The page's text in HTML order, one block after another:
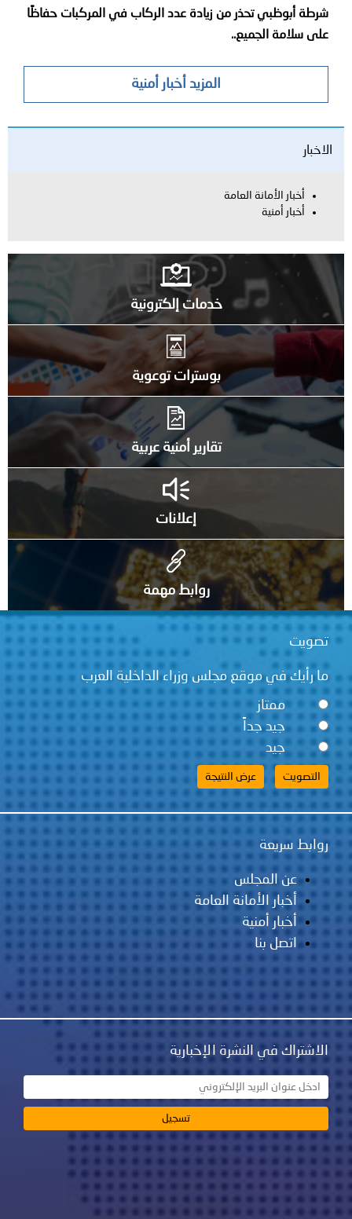
شرطة أبوظبي تحذر من زيادة عدد الركاب في المركبات حفاظًا
على سلامة الجميع..
المزيد أخبار أمنية
الاخبار
أخبار الأمانة العامة
أخبار أمنية
خدمات إلكترونية
بوسترات توعوية
تقارير أمنية عربية
إعلانات
روابط مهمة
تصويت
ما رأيك في موقع مجلس وزراء الداخلية العرب
ممتاز
جيد جداً
جيد
روابط سريعة
عن المجلس
أخبار الأمانة العامة
أخبار أمنية
اتصل بنا
الاشتراك في النشرة الإخبارية